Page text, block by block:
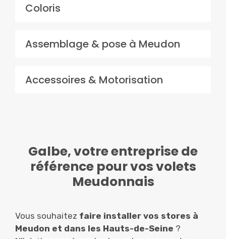
Coloris
Assemblage & pose à Meudon
Accessoires & Motorisation
Galbe, votre entreprise de
référence pour vos volets
Meudonnais
Vous souhaitez faire installer vos stores à
Meudon et dans les Hauts-de-Seine ?